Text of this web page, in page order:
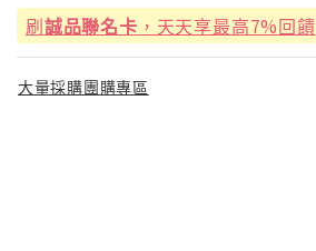
刷誠品聯名卡 ，天天享最高7%回饋
大量採購團購專區